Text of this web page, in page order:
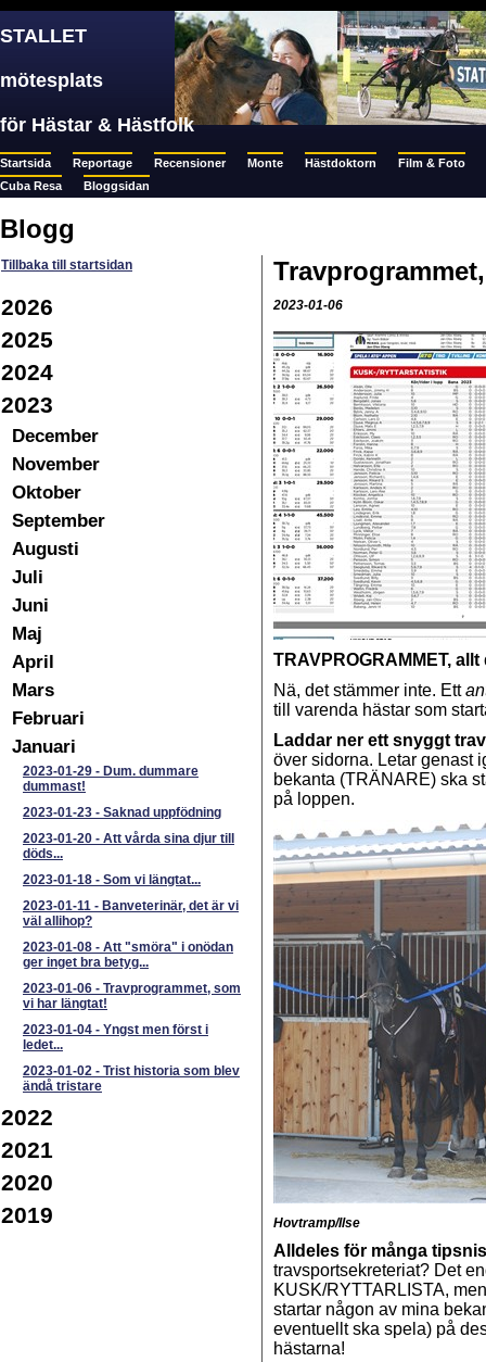
STALLET
mötesplats
för Hästar & Hästfolk
Startsida Reportage Recensioner Monte Hästdoktorn
Film & Foto
Cuba Resa
Bloggsidan
Blogg
Tillbaka till startsidan
2026
2025
2024
2023
December
November
Oktober
September
Augusti
Juli
Juni
Maj
April
Mars
Februari
Januari
2023-01-29 - Dum. dummare
dummast!
2023-01-23 - Saknad uppfödning
2023-01-20 - Att vårda sina djur till
döds...
2023-01-18 - Som vi längtat...
2023-01-11 - Banveterinär, det är vi
väl allihop?
2023-01-08 - Att "smöra" i onödan
ger inget bra betyg...
2023-01-06 - Travprogrammet, som
vi har längtat!
2023-01-04 - Yngst men först i
ledet...
2023-01-02 - Trist historia som blev
ändå tristare
2022
2021
2020
2019
2023-01-06
TRAVPROGRAMMET,
Nä, det stämmer inte. Ett
till varenda hästar som
Laddar ner ett snyggt
över sidorna. Letar genast
bekanta (TRÄNARE) ska
på loppen.
Hovtramp/Ilse
Alldeles för många
travsportsekreteriat? Det
KUSK/RYTTARLISTA,
startar någon av mina
eventuellt ska spela) på
hästarna!